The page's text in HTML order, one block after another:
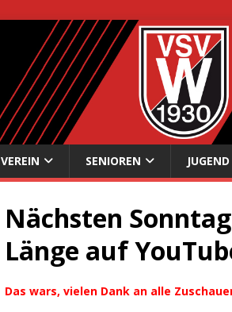
VEREIN SENIOREN JUGEND
Nächsten
Länge auf
Das wars, vielen Dank an alle